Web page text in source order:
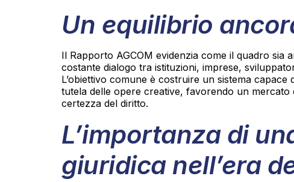
Un equilibrio
Il Rapporto AGCOM evidenzia come il quadro sia
costante dialogo tra istituzioni, imprese,
L’obiettivo comune è costruire un sistema
tutela delle opere creative, favorendo un
certezza del diritto.
L’importanza di
giuridica nell’era